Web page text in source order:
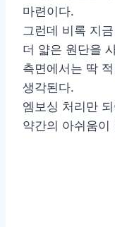
마련이다.
그런데 비록 지
더 얇은 원단을
측면에서는 딱
생각된다.
엠보싱 처리만
약간의 아쉬움이